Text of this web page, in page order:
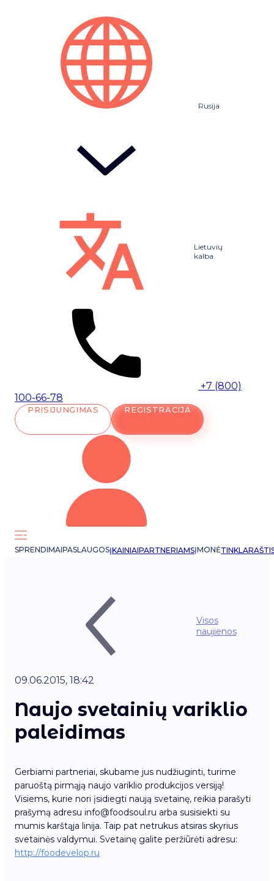
Rusija
Lietuvių
kalba
+7 (800)
100-66-78
PRISIJUNGIMAS REGISTRACIJA
SPRENDIMAIPASLAUGOSĮKAINIAIPARTNERIAMSĮMONĖ
Visos
naujienos
09.06.2015, 18:42
Naujo svetainių variklio
paleidimas
Gerbiami partneriai, skubame jus nudžiuginti, turime
paruoštą pirmąją naujo variklio produkcijos versiją!
Visiems, kurie nori įsidiegti naują svetainę, reikia parašyti
prašymą adresu info@foodsoul.ru arba susisiekti su
mumis karštąja linija. Taip pat netrukus atsiras skyrius
svetainės valdymui. Svetainę galite peržiūrėti adresu:
http://foodevelop.ru